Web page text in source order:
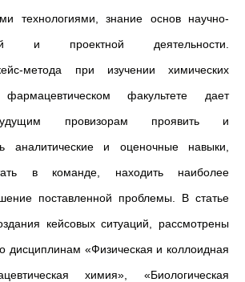
технологиями, знание основ научно-
и проектной деятельности.
метода при изучении химических
факультете дает
провизорам проявить и
аналитические и оценочные навыки,
в команде, находить наиболее
поставленной проблемы. В статье
кейсовых ситуаций, рассмотрены
дисциплинам «Физическая и коллоидная
химия», «Биологическая